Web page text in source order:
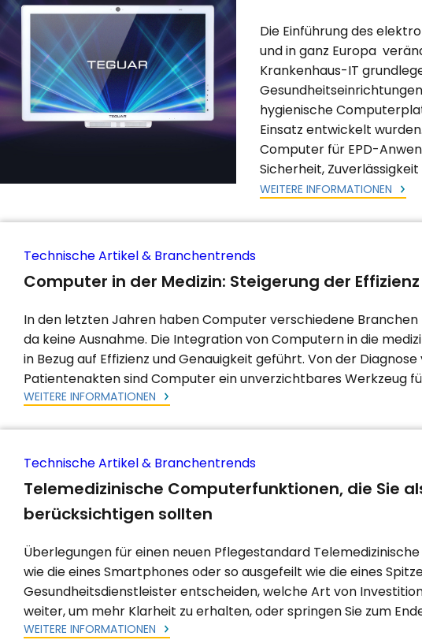
Die Einführung des
und in ganz Europa
Krankenhaus-IT
hygienische
Einsatz entwickelt
Computer für EPD-
Sicherheit,
WEITERE INFORMATIONEN
Technische Artikel & Branchentrends
Computer in der Medizin: Steigerung der Effizienz
In den letzten Jahren haben Computer verschiedene
da keine Ausnahme. Die Integration von Computern in die
in Bezug auf Effizienz und Genauigkeit geführt. Von der
Patientenakten sind Computer ein unverzichtbares Werkzeug
WEITERE INFORMATIONEN
Technische Artikel & Branchentrends
Telemedizinische Computerfunktionen, die Sie
berücksichtigen sollten
Überlegungen für einen neuen Pflegestandard
wie die eines Smartphones oder so ausgefeilt wie die eines
Gesundheitsdienstleister entscheiden, welche Art von
weiter, um mehr Klarheit zu erhalten, oder springen Sie zum
WEITERE INFORMATIONEN